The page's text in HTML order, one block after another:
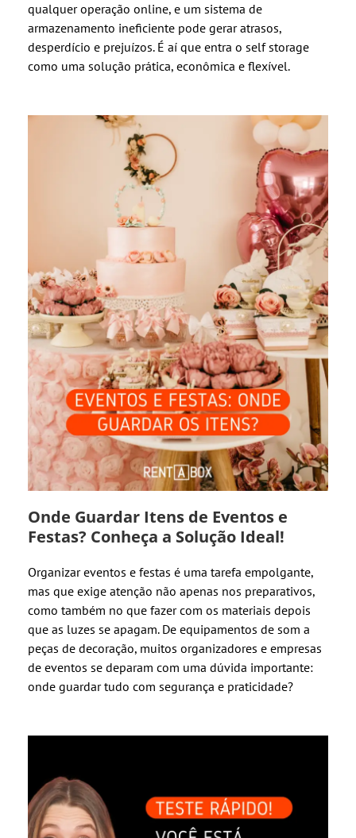
qualquer operação online, e um sistema de
armazenamento ineficiente pode gerar atrasos,
desperdício e prejuízos. É aí que entra o self storage
como uma solução prática, econômica e flexível.
Onde Guardar Itens de Eventos e
Festas? Conheça a Solução Ideal!
Organizar eventos e festas é uma tarefa empolgante,
mas que exige atenção não apenas nos preparativos,
como também no que fazer com os materiais depois
que as luzes se apagam. De equipamentos de som a
peças de decoração, muitos organizadores e empresas
de eventos se deparam com uma dúvida importante:
onde guardar tudo com segurança e praticidade?